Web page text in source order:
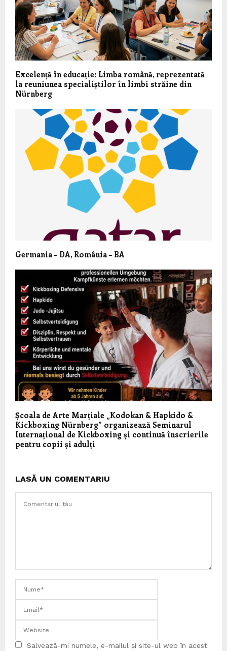
Excelență în educație: Limba română, reprezentată
la reuniunea specialiștilor în limbi străine din
Nürnberg
Germania – DA, România – BA
Școala de Arte Marțiale „Kodokan & Hapkido &
Kickboxing Nürnberg” organizează Seminarul
Internațional de Kickboxing și continuă înscrierile
pentru copii și adulți
LASĂ UN COMENTARIU
Salvează-mi numele, e-mailul și site-ul web în acest